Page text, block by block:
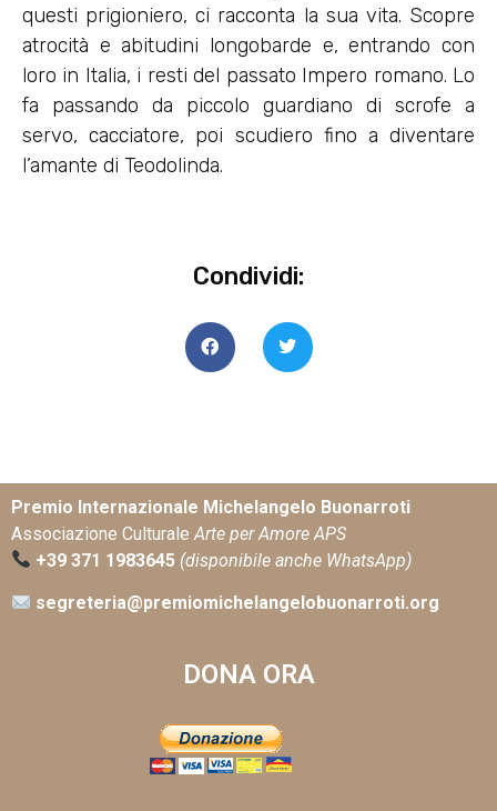
questi prigioniero, ci racconta la sua vita. Scopre
atrocità e abitudini longobarde e, entrando con
loro in Italia, i resti del passato Impero romano. Lo
fa passando da piccolo guardiano di scrofe a
servo, cacciatore, poi scudiero fino a diventare
l’amante di Teodolinda.
Condividi:
Premio Internazionale Michelangelo Buonarroti
Associazione Culturale Arte per Amore APS
+39 371 1983645 (disponibile anche WhatsApp)
segreteria@premiomichelangelobuonarroti.org
DONA ORA